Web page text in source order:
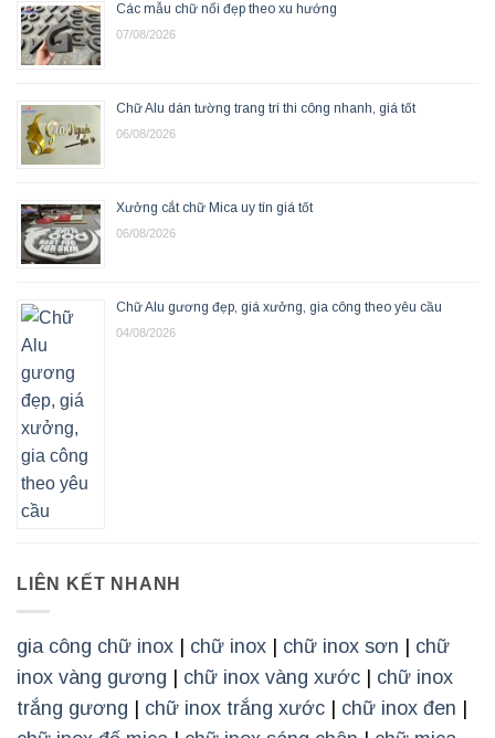
Các mẫu chữ nổi đẹp theo xu hướng
07/08/2026
Chữ Alu dán tường trang trí thi công nhanh, giá tốt
06/08/2026
Xưởng cắt chữ Mica uy tín giá tốt
06/08/2026
Chữ Alu gương đẹp, giá xưởng, gia công theo yêu cầu
04/08/2026
LIÊN KẾT NHANH
gia công chữ inox | chữ inox | chữ inox sơn | chữ
inox vàng gương | chữ inox vàng xước | chữ inox
trắng gương | chữ inox trắng xước | chữ inox đen |